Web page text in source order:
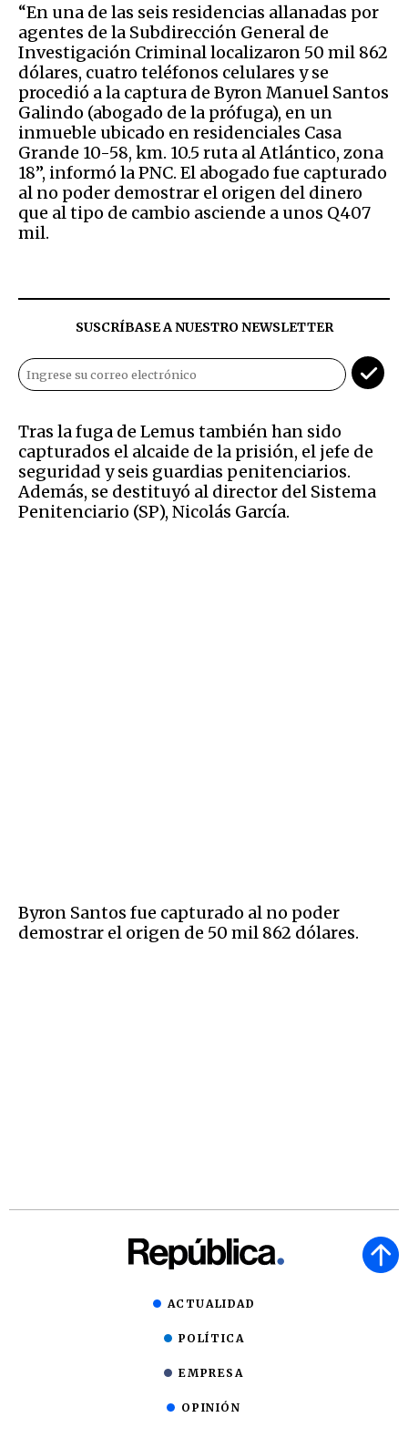
“En una de las seis residencias allanadas por
agentes de la Subdirección General de
Investigación Criminal localizaron 50 mil 862
dólares, cuatro teléfonos celulares y se
procedió a la captura de Byron Manuel Santos
Galindo (abogado de la prófuga), en un
inmueble ubicado en residenciales Casa
Grande 10-58, km. 10.5 ruta al Atlántico, zona
18”, informó la PNC. El abogado fue capturado
al no poder demostrar el origen del dinero
que al tipo de cambio asciende a unos Q407
mil.
SUSCRÍBASE A NUESTRO NEWSLETTER
Tras la fuga de Lemus también han sido
capturados el alcaide de la prisión, el jefe de
seguridad y seis guardias penitenciarios.
Además, se destituyó al director del Sistema
Penitenciario (SP), Nicolás García.
Byron Santos fue capturado al no poder
demostrar el origen de 50 mil 862 dólares.
ACTUALIDAD
POLÍTICA
EMPRESA
OPINIÓN